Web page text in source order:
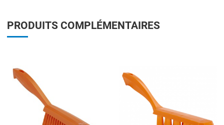
PRODUITS COMPLÉMENTAIRES
Add to Wishlist
Add to Compare